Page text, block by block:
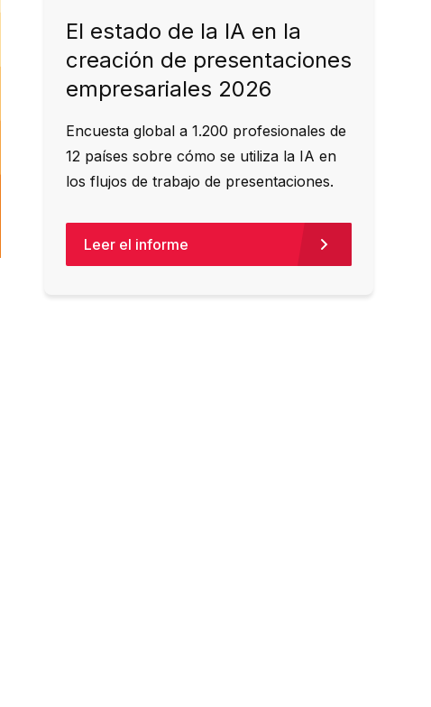
El estado de la IA en la
creación de presentaciones
empresariales 2026
Encuesta global a 1.200 profesionales de
12 países sobre cómo se utiliza la IA en
los flujos de trabajo de presentaciones.
Leer el informe